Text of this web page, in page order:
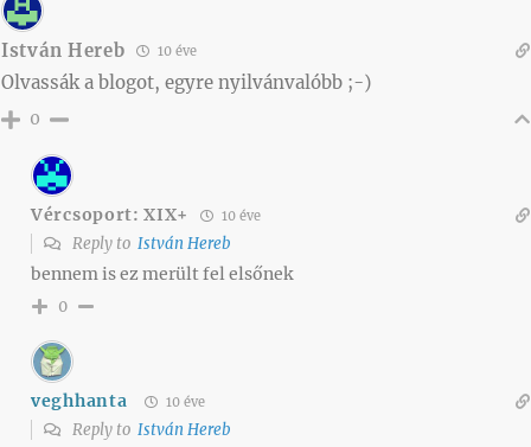
István Hereb 10 éve
Olvassák a blogot, egyre nyilvánvalóbb ;-)
0
Vércsoport: XIX+ 10 éve
Reply to István Hereb
bennem is ez merült fel elsőnek
0
veghhanta 10 éve
Reply to István Hereb